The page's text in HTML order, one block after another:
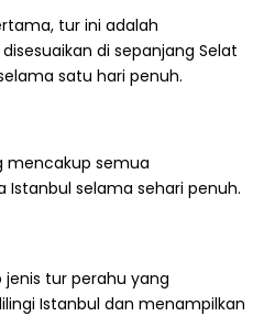
tur ini adalah
di sepanjang Selat
satu hari penuh.
mencakup semua
selama sehari penuh.
tur perahu yang
Istanbul dan menampilkan